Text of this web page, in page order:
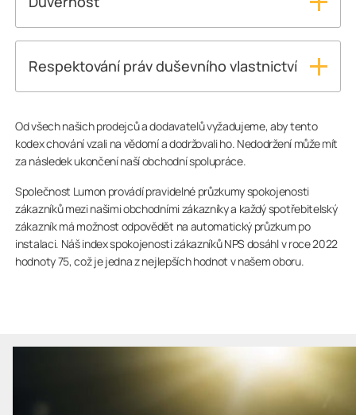
důvěrné informace, které od nás nebo našich
zákazníků obdrží, včetně respektování soukromí a
osobních údajů, které zákazníci v hodnotovém
Respektování práv duševního vlastnictví
chrání práva duševního vlastnictví, jako jsou mimo
jiné autorská práva, patenty, ochranné známky a
důvěrné informace jiných osob.
Distributor/Výrobce se zavazuje, že při poskytování
nebo vývoji svých služeb a produktů nenaruší
žádná práva duševního vlastnictví nebo důvěrné
informace třetích osob.
Od všech našich prodejců a dodavatelů vyžadujeme, aby tento
kodex chování vzali na vědomí a dodržovali ho. Nedodržení může mít
za následek ukončení naší obchodní spolupráce.
Společnost Lumon provádí pravidelné průzkumy spokojenosti
zákazníků mezi našimi obchodními zákazníky a každý spotřebitelský
zákazník má možnost odpovědět na automatický průzkum po
instalaci. Náš index spokojenosti zákazníků NPS dosáhl v roce 2022
hodnoty 75, což je jedna z nejlepších hodnot v našem oboru.